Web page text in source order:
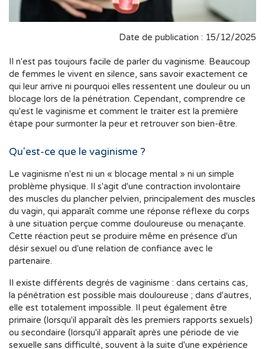
Date de publication : 15/12/2025
Il n'est pas toujours facile de parler du vaginisme. Beaucoup
de femmes le vivent en silence, sans savoir exactement ce
qui leur arrive ni pourquoi elles ressentent une douleur ou un
blocage lors de la pénétration. Cependant, comprendre ce
qu'est le vaginisme et comment le traiter est la première
étape pour surmonter la peur et retrouver son bien-être.
Qu'est-ce que le vaginisme ?
Le vaginisme n'est ni un « blocage mental » ni un simple
problème physique. Il s'agit d'une contraction involontaire
des muscles du plancher pelvien, principalement des muscles
du vagin, qui apparaît comme une réponse réflexe du corps
à une situation perçue comme douloureuse ou menaçante.
Cette réaction peut se produire même en présence d'un
désir sexuel ou d'une relation de confiance avec le
partenaire.
Il existe différents degrés de vaginisme : dans certains cas,
la pénétration est possible mais douloureuse ; dans d'autres,
elle est totalement impossible. Il peut également être
primaire (lorsqu'il apparaît dès les premiers rapports sexuels)
ou secondaire (lorsqu'il apparaît après une période de vie
sexuelle sans difficulté, souvent à la suite d'une expérience